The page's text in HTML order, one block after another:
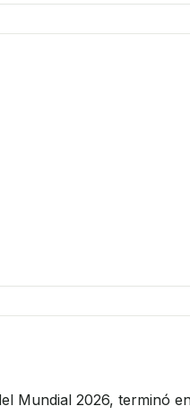
Mundial 2026, terminó